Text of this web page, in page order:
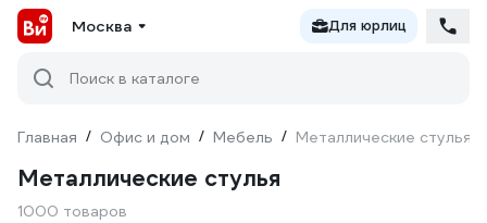
Москва Для юрлиц
Поиск в каталоге
Главная / Офис и дом / Мебель / Металлические стулья
Металлические стулья
1000 товаров